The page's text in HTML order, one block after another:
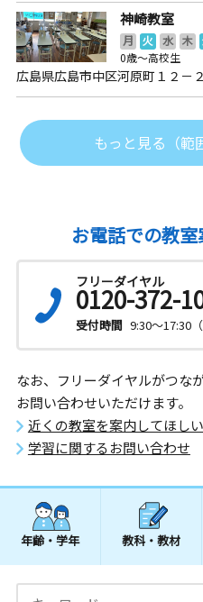
神崎教室
月 火 水 木
0歳～高校生
広島県広島市中区河原町１２－
もっと見る（範
お電話での教室
フリーダイヤル
0120-372-
受付時間 9:30～17:30
なお、フリーダイヤルがつな
お問い合わせいただけます。
近くの教室を案内してほしい
学習に関するお問い合わせ
年齢・学年 教科・教材